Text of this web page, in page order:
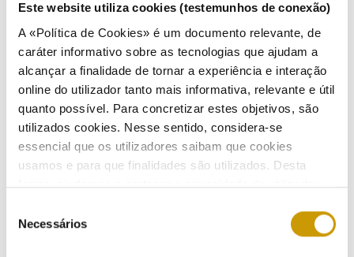
Este website utiliza cookies (testemunhos de conexão)
A «Política de Cookies» é um documento relevante, de
caráter informativo sobre as tecnologias que ajudam a
alcançar a finalidade de tornar a experiência e interação
online do utilizador tanto mais informativa, relevante e útil
quanto possível. Para concretizar estes objetivos, são
utilizados cookies. Nesse sentido, considera-se
essencial que os utilizadores saibam que cookies
usamos e para que finalidades são utilizados. Desta
forma, ajudamos a proteger a privacidade do utilizador,
simples possível de usar. Para obter mais informações
Necessários
19/02/2020
ERSE recebeu 21 358 reclamações e pedidos de
informação em 2019
Ouvir
04/02/2020